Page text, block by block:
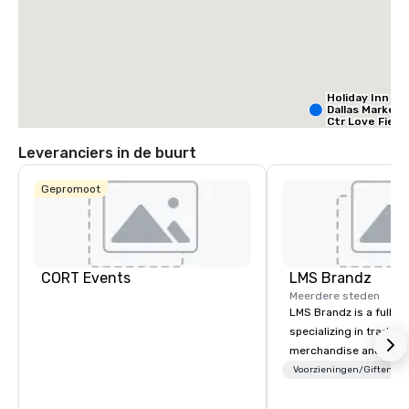
Ctr -
Holiday Inn
Dallas Market
Ctr Love Field
of
Central/
Leveranciers in de buurt
Gepromoot
CORT Events LMS Brandz
Meerdere steden
LMS Brandz is a full-
specializing in trade
merchandise and
booth giveaways and
Voorzieningen/Giften